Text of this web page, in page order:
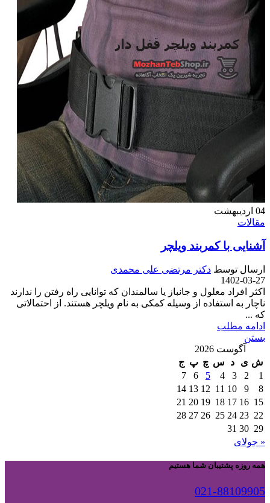
04 اردیبهشت
مقالات
آشنایی با کمربند ویلچر
ارسال توسط دکتر مرتضی علی محمدی
1402-03-27
اکثر افراد معلول و جانباز یا سالمندان که توانایی راه رفتن را ندارند
ناچار به استفاده از وسیله کمکی به نام ویلچر هستند. از احتمالاتی
که ...
ادامه مطلب
بستن
آگوست 2026
ش ی د س چ پ ج
1
2
3
4
5
6
7
8
9
10
11
12
13
14
15
16
17
18
19
20
21
22
23
24
25
26
27
28
29
30
31
« جولای
همه روزه پشتیبان شما هستیم
021-88109905